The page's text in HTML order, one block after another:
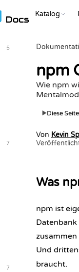
Docs Katalog
5
7
7
npm
Wie npm
▶Diese
Von Kevin
Was
npm ist
Und
braucht.